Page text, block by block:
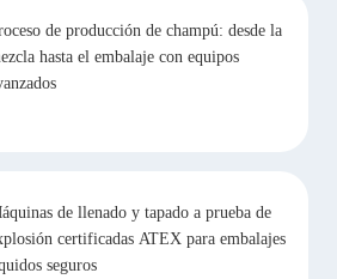
de producción de champú: desde la
hasta el embalaje con equipos
de llenado y tapado a prueba de
certificadas ATEX para embalajes
seguros